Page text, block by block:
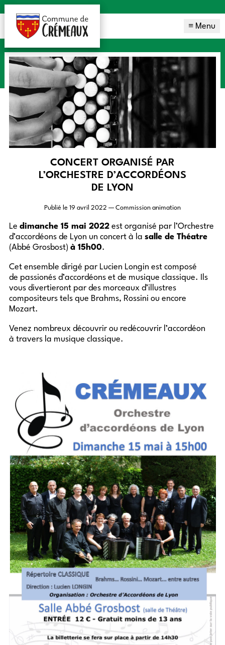
≡ Menu
CONCERT ORGANISÉ PAR
L’ORCHESTRE D’ACCORDÉONS
DE LYON
Publié le 19 avril 2022 — Commission animation
Le dimanche 15 mai 2022 est organisé par l’Orchestre
d’accordéons de Lyon un concert à la salle de Théatre
(Abbé Grosbost) à 15h00.
Cet ensemble dirigé par Lucien Longin est composé
de passionés d’accordéons et de musique classique. Ils
vous divertieront par des morceaux d’illustres
compositeurs tels que Brahms, Rossini ou encore
Mozart.
Venez nombreux découvrir ou redécouvrir l’accordéon
à travers la musique classique.